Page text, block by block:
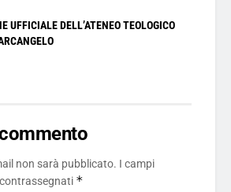
UFFICIALE DELL’ATENEO TEOLOGICO
non sarà pubblicato. I campi
*